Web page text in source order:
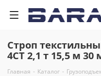
Строп
4СТ 2,1 т 15,5 м
Главная - Каталог -